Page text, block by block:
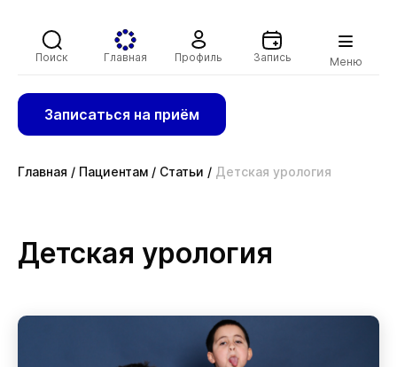
Поиск Главная Профиль Запись Меню
Записаться на приём
Главная / Пациентам / Статьи / Детская урология
Детская урология